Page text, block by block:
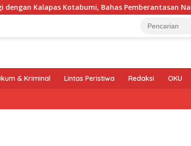
Kotabumi, Bahas Pemberantasan Narkoba dan Pungli
& Kriminal Lintas Peristiwa Redaksi OKU